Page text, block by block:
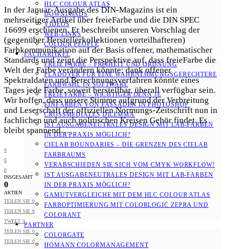
HLC COLOUR ATLAS
DOWNLOADS
VIDEOS
WEB-LINKS
COLOUR PEOPLE
FACHARTIKEL
FREIE FARBE – FREIHEIT UND ORDNUNG
PLÄDOYER FÜR EINE WAHRNEHMUNGS­­GERECHTERE
FARBWAHL IN SOFTWARE
FREIE FARBE – WICHTIGER DENN JE
EINFÄRBEN VON FASSADEN IN PHOTOSHOP
CROSSMEDIALES DILEMMA
IST AUSGABENEUTRALES DESIGN MIT LAB-FARBEN
IN DER PRAXIS MÖGLICH?
CIELAB BOUNDARIES – DIE GRENZEN DES CIELAB
FARBRAUMS
VERABSCHIEDEN SIE SICH VOM CMYK WORKFLOW!
IST AUSGABENEUTRALES DESIGN MIT LAB-FARBEN
IN DER PRAXIS MÖGLICH?
GAMUTVERGLEICHE MIT DEM HLC COLOUR ATLAS
FARBOPTIMIERUNG MIT COLORLOGIC ZEPRA UND
COLORANT
PARTNER
COLORGATE
HOMANN COLORMANAGEMENT
In der Januar-Ausgabe des DIN-Magazins ist ein
mehrseitiger Artikel über freieFarbe und die DIN SPEC
16699 erschienen. Er beschreibt unseren Vorschlag der
(gegenüber Herstellerkollektionen vorteilhafteren)
Farbkommunikation auf der Basis offener, mathematischer
Standards und zeigt die Perspektive auf, dass freieFarbe die
Welt der Farbe verändern könnte: dank offener
Spektraldaten und Berechnungsverfahren könnte eines
Tages jede Farbe, soweit herstellbar, überall verfügbar sein.
Wir hoffen, dass unsere Stimme aufgrund der Verbreitung
und Leserschaft der offiziellen Normungs-Zeitschrift nun in
fachlichen und auch politischen Kreisen Gehör findet. Es
bleibt spannend…
0
0
0
INSGESAMT
0
AKTIEN
TEILEN SIE 0
TEILEN SIE 0
TWEET 0
TEILEN SIE 0
TEILEN SIE 0